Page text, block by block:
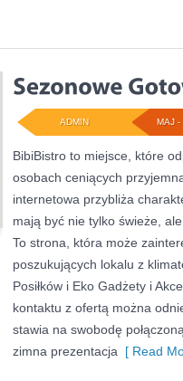
MAJ -
ADMIN
BibiBistro to miejsce, które
osobach ceniących
internetowa przybliża
mają być nie tylko świeże,
To strona, która może
poszukujących lokalu z
Posiłków i Eko Gadżety i
kontaktu z ofertą można
stawia na swobodę
zimna prezentacja [ Read